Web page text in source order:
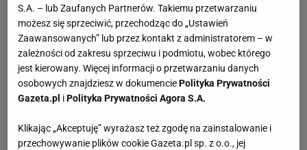
S.A. – lub Zaufanych Partnerów. Takiemu przetwarzaniu
możesz się sprzeciwić, przechodząc do „Ustawień
Zaawansowanych” lub przez kontakt z administratorem – w
zależności od zakresu sprzeciwu i podmiotu, wobec którego
jest kierowany. Więcej informacji o przetwarzaniu danych
osobowych znajdziesz w dokumenciePolityka Prywatności
Gazeta.pl iPolityka Prywatności Agora S.A.
Klikając „Akceptuję” wyrażasz też zgodę na zainstalowanie i
przechowywanie plików cookie Gazeta.pl sp. z o.o., jej